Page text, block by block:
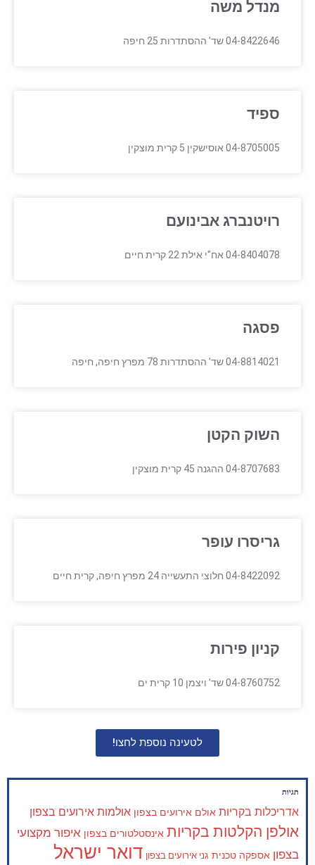
מנדל משה
04-8422646 שד' ההסתדרות 25 חיפה
ספיד
04-8705005 אוסישקין 5 קרית מוצקין
רויטנברג אבינועם
04-8404078 אח"י אילת 22 קרית חיים
פסגה
04-8814021 שד' ההסתדרות 78 מפרץ חיפה, חיפה
השוק הקטן
04-8707683 ההגנה 45 קרית מוצקין
גריסרו עופר
04-8422092 חלוצי התעשייה 24 מפרץ חיפה, קרית חיים
קניון פירות
04-8760752 שד' ויצמן 10 קרית ים
לטעינה נוספת לחצו!
תגיות
אדריכלות בקריות אולם אירועים בצפון אולמות אירועים בצפון
אולפן הקלטות בקריות אינסטלטורים בצפון איפור מקצועי
בצפון אספקה טכנית גני אירועים בצפון דואר ישראל